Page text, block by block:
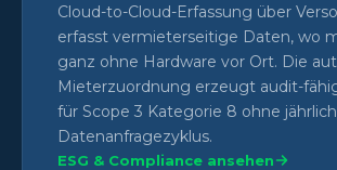
Cloud-to-Cloud-Erfassung über
erfasst vermieterseitige Daten, wo
ganz ohne Hardware vor Ort. Die
Mieterzuordnung erzeugt audit-
für Scope 3 Kategorie 8 ohne
Datenanfragezyklus.
ESG & Compliance ansehen